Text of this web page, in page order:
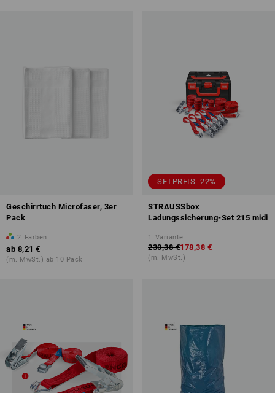
Geschirrtuch Microfaser, 3er
Pack
2 Farben
ab 8,21 €
(m. MwSt.) ab 10 Pack
SETPREIS -22%
STRAUSSbox
Ladungssicherung-Set 215 midi
1 Variante
230,38 €178,38 €
(m. MwSt.)